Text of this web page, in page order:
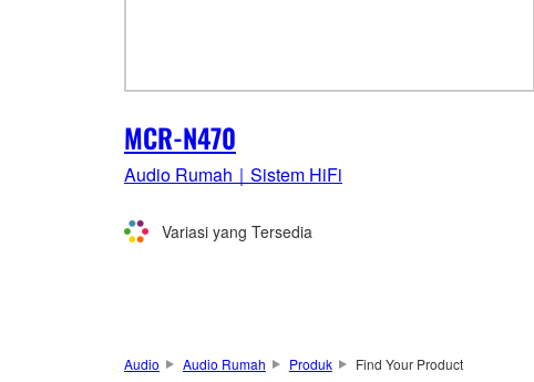
MCR-N470
Audio Rumah｜Sistem HiFi
Variasi yang Tersedia
Audio Audio Rumah Produk Find Your Product